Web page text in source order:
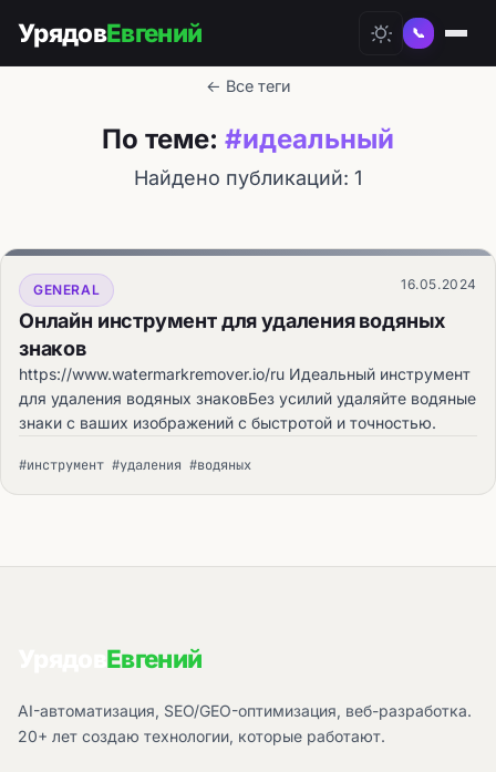
УрядовЕвгений 📞
← Все теги
По теме: #идеальный
Найдено публикаций: 1
GENERAL 16.05.2024
Онлайн инструмент для удаления водяных
знаков
https://www.watermarkremover.io/ru Идеальный инструмент
для удаления водяных знаковБез усилий удаляйте водяные
знаки с ваших изображений с быстротой и точностью.
#инструмент #удаления #водяных
Евгений
AI-автоматизация, SEO/GEO-оптимизация, веб-разработка.
20+ лет создаю технологии, которые работают.